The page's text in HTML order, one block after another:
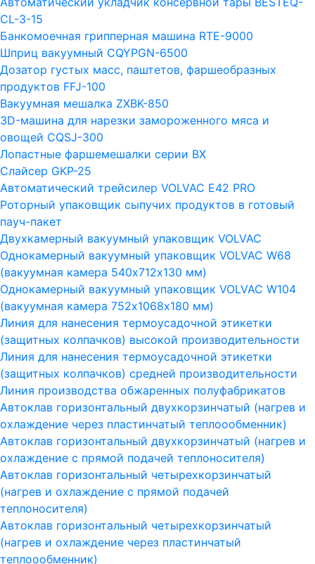
CL-3-15
Банкомоечная грипперная машина RTE-9000
Шприц вакуумный CQYPGN-6500
Дозатор густых масс, паштетов, фаршеобразных
продуктов FFJ-100
Вакуумная мешалка ZXBK-850
3D-машина для нарезки замороженного мяса и
овощей CQSJ-300
Лопастные фаршемешалки серии ВХ
Слайсер GKP-25
Автоматический трейсилер VOLVAC E42 PRO
Роторный упаковщик сыпучих продуктов в готовый
пауч-пакет
Двухкамерный вакуумный упаковщик VOLVAC
Однокамерный вакуумный упаковщик VOLVAC W68
(вакуумная камера 540х712х130 мм)
Однокамерный вакуумный упаковщик VOLVAC W104
(вакуумная камера 752х1068х180 мм)
Линия для нанесения термоусадочной этикетки
(защитных колпачков) высокой производительности
Линия для нанесения термоусадочной этикетки
(защитных колпачков) средней производительности
Линия производства обжаренных полуфабрикатов
Автоклав горизонтальный двухкорзинчатый (нагрев и
охлаждение через пластинчатый теплоообменник)
Автоклав горизонтальный двухкорзинчатый (нагрев и
охлаждение с прямой подачей теплоносителя)
Автоклав горизонтальный четырехкорзинчатый
(нагрев и охлаждение с прямой подачей
теплоносителя)
Автоклав горизонтальный четырехкорзинчатый
(нагрев и охлаждение через пластинчатый
теплоообменник)